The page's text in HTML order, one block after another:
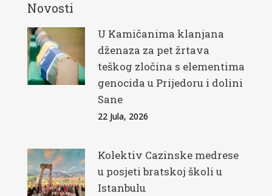
Novosti
U Kamičanima klanjana
dženaza za pet žrtava
teškog zločina s elementima
genocida u Prijedoru i dolini
Sane
22 Jula, 2026
Kolektiv Cazinske medrese
u posjeti bratskoj školi u
Istanbulu